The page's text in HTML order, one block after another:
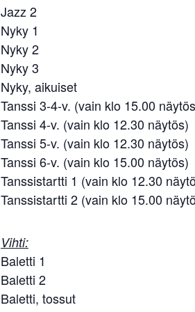
Jazz 2
Nyky 1
Nyky 2
Nyky 3
Nyky, aikuiset
Tanssi 3-4-v. (vain klo 15.00
Tanssi 4-v. (vain klo 12.30 näytös)
Tanssi 5-v. (vain klo 12.30 näytös)
Tanssi 6-v. (vain klo 15.00 näytös)
Tanssistartti 1 (vain klo 12.30
Tanssistartti 2 (vain klo 15.00
Vihti:
Baletti 1
Baletti 2
Baletti, tossut